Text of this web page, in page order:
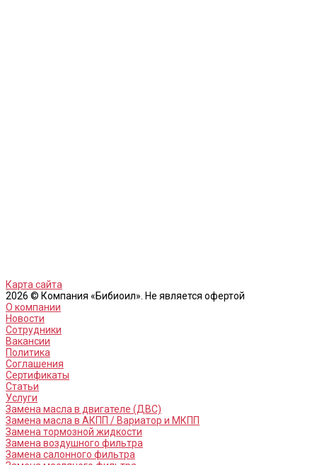
Карта сайта
2026 © Компания «Бибиоил». Не является офертой
О компании
Новости
Сотрудники
Вакансии
Политика
Соглашения
Сертификаты
Статьи
Услуги
Замена масла в двигателе (ДВС)
Замена масла в АКПП / Вариатор и МКПП
Замена тормозной жидкости
Замена воздушного фильтра
Замена салонного фильтра